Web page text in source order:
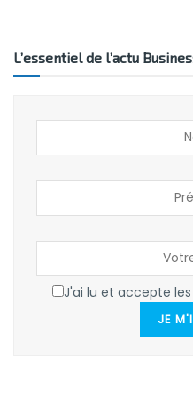
L’essentiel de l’actu
J'ai lu et accepte
JE